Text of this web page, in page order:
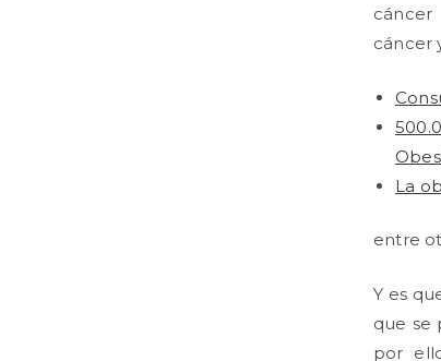
cáncer
La
entre
Y es
que se
por